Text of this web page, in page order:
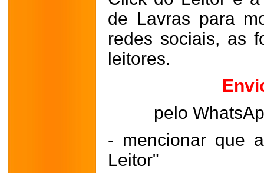
de Lavras para
redes sociais, as
leitores.
pelo
- mencionar que
Leitor"